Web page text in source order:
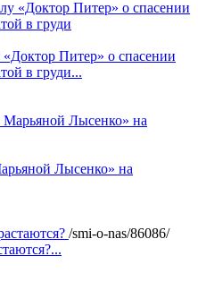
Питер» о спасении
в груди...
Лысенко» на
/smi-o-nas/86086/